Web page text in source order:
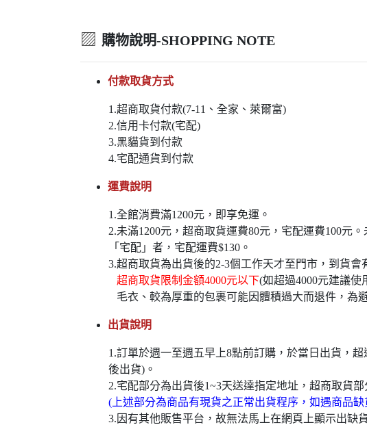
▨ 購物說明-SHOPPING NOTE
付款取貨方式
1.超商取貨付款(7-11、全家、萊爾富)
2.信用卡付款(宅配)
3.黑貓貨到付款
4.宅配通貨到付款
運費說明
1.全館消費滿1200元，即享免運。
2.未滿1200元，超商取貨運費80元，宅配運費100元
「宅配」者，宅配運費$130。
3.超商取貨為出貨後的2-3個工作天才至門市，到貨
超商取貨限制金額4000元以下(如超過4000元建議使
毛衣、較為厚重的包裹可能因體積過大而退件，為
出貨說明
1.訂單於週一至週五早上8點前訂購，於當日出貨，
後出貨)。
2.宅配部分為出貨後1~3天送達指定地址，超商取貨
(上述部分為商品有現貨之正常出貨程序，如遇商品
3.因有其他販售平台，故無法馬上在網頁上顯示出缺